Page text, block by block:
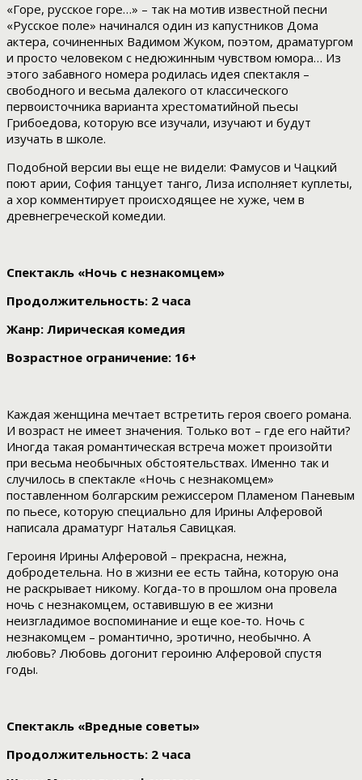
«Горе, русское горе…» – так на мотив известной песни
«Русское поле» начинался один из капустников Дома
актера, сочиненных Вадимом Жуком, поэтом, драматургом
и просто человеком с недюжинным чувством юмора… Из
этого забавного номера родилась идея спектакля –
свободного и весьма далекого от классического
первоисточника варианта хрестоматийной пьесы
Грибоедова, которую все изучали, изучают и будут
изучать в школе.
Подобной версии вы еще не видели: Фамусов и Чацкий
поют арии, София танцует танго, Лиза исполняет куплеты,
а хор комментирует происходящее не хуже, чем в
древнегреческой комедии.
Спектакль «Ночь с незнакомцем»
Продолжительность: 2 часа
Жанр: Лирическая комедия
Возрастное ограничение: 16+
Каждая женщина мечтает встретить героя своего романа.
И возраст не имеет значения. Только вот – где его найти?
Иногда такая романтическая встреча может произойти
при весьма необычных обстоятельствах. Именно так и
случилось в спектакле «Ночь с незнакомцем»
поставленном болгарским режиссером Пламеном Паневым
по пьесе, которую специально для Ирины Алферовой
написала драматург Наталья Савицкая.
Героиня Ирины Алферовой – прекрасна, нежна,
добродетельна. Но в жизни ее есть тайна, которую она
не раскрывает никому. Когда-то в прошлом она провела
ночь с незнакомцем, оставившую в ее жизни
неизгладимое воспоминание и еще кое-то. Ночь с
незнакомцем – романтично, эротично, необычно. А
любовь? Любовь догонит героиню Алферовой спустя
годы.
Спектакль «Вредные советы»
Продолжительность: 2 часа